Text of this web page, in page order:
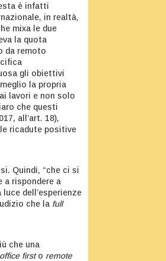
è infatti
in realtà,
mixa le due
la quota
da remoto
gli obiettivi
la propria
lavori e non solo
che questi
all’art. 18),
ricadute positive
Quindi, “che ci si
a rispondere a
dell’esperienze
che la full
che una
office firsto remote